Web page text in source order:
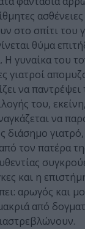
στο σπίτι του
θύμα
Η γυναίκα του
γιατροί
να
του,
να
διάσημο
τον πατέρα
και η
αρωγός και
από